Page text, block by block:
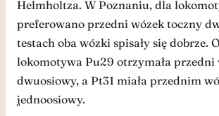
Helmholtza. W Poznaniu, dla
preferowano przedni wózek toczny
testach oba wózki spisały się dobrze.
lokomotywa Pu29 otrzymała przedni
dwuosiowy, a Pt31 miała przednim
jednoosiowy.